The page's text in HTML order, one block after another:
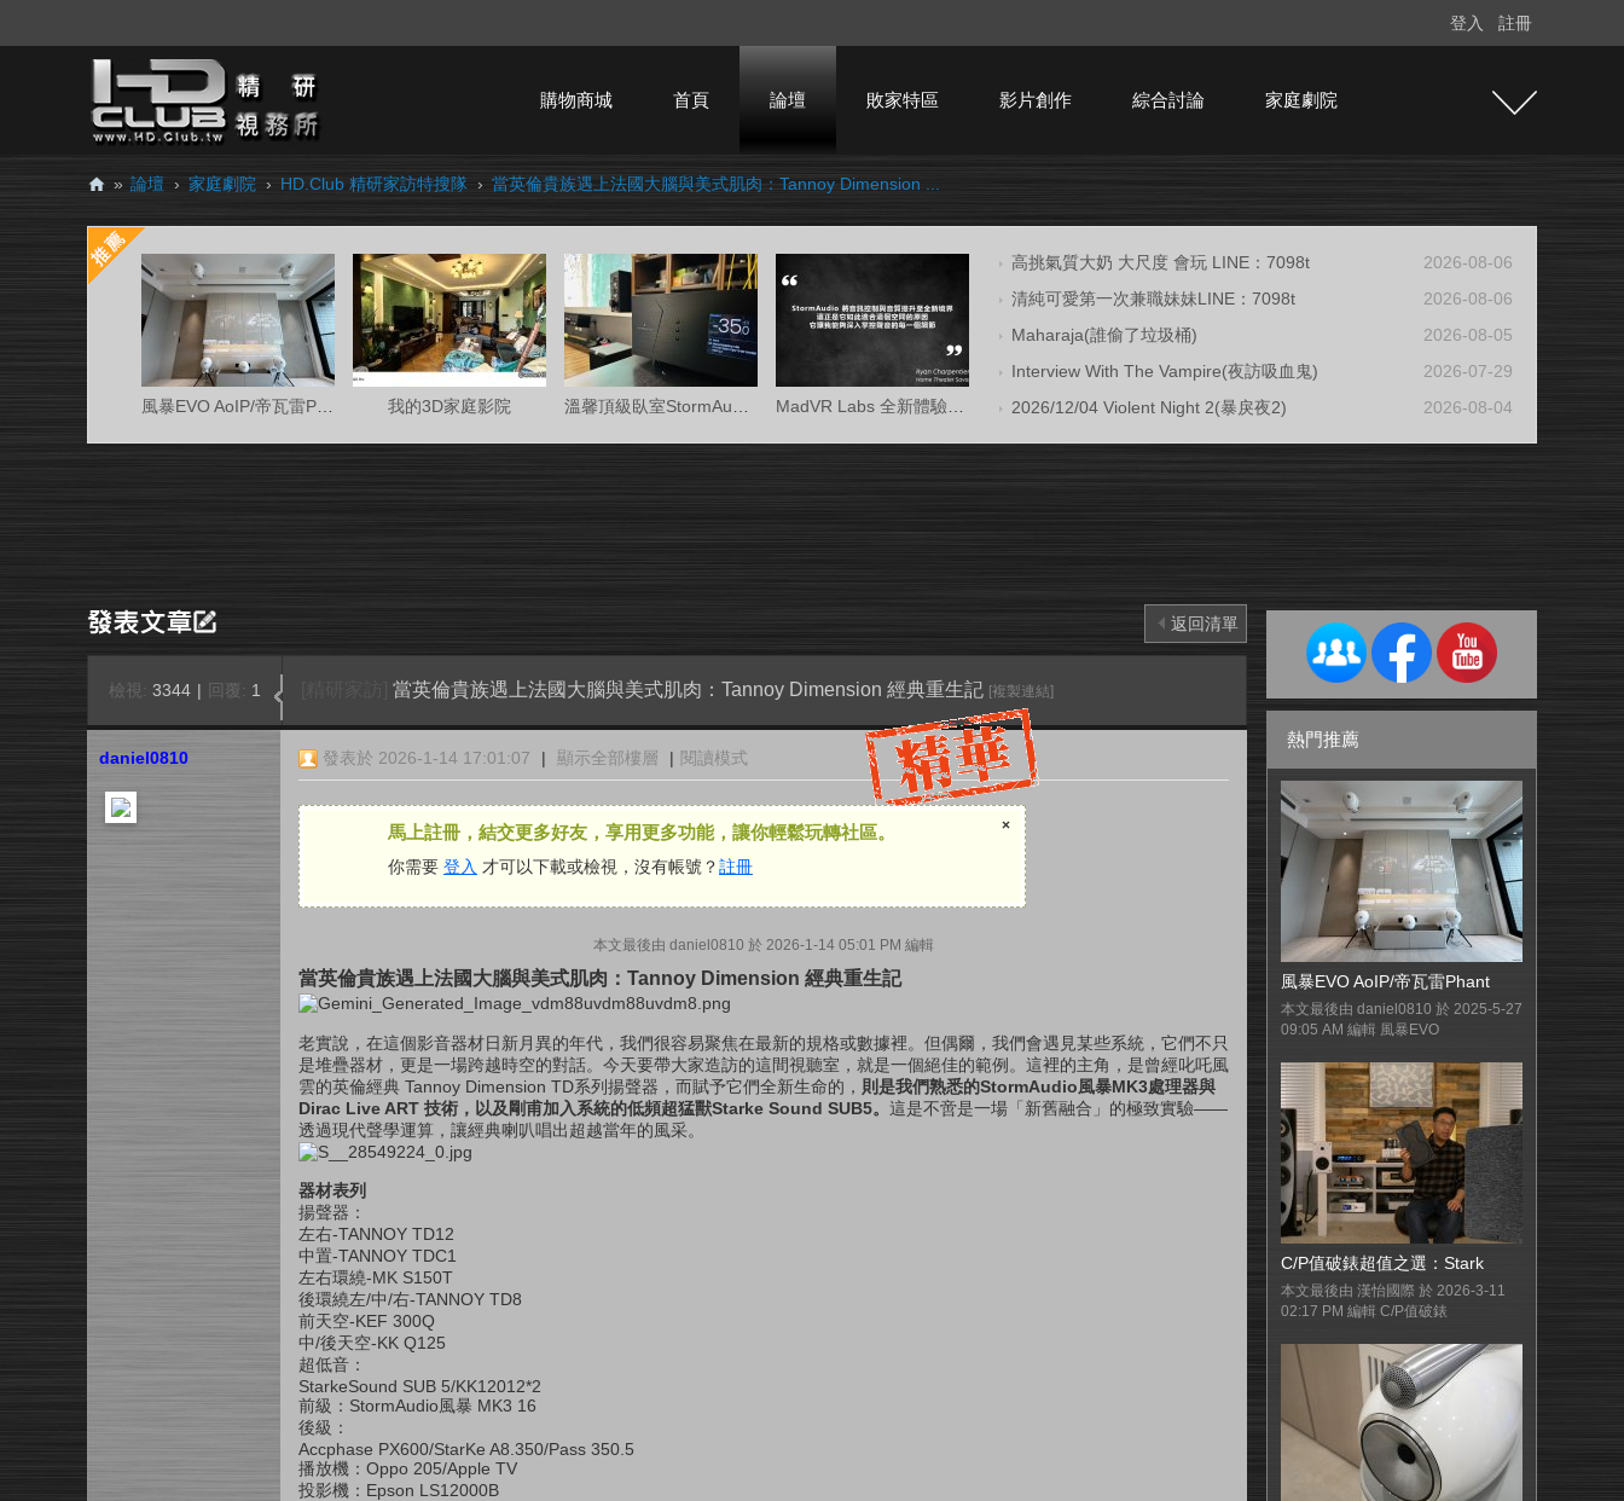
登入 註冊
購物商城 首頁 論壇 敗家特區 影片創作 綜合討論 家庭劇院
D.
Cl
» 論壇 › 家庭劇院 › HD.Club 精研家訪特搜隊 › 當英倫貴族遇上法國大腦與美式肌肉：Tannoy Dimension ...
我的3D家庭影院
高挑氣質大奶 大尺度 會玩 LINE：7098t
2026-08-06
清純可愛第一次兼職妹妹LINE：7098t
2026-08-06
Maharaja(誰偷了垃圾桶)
2026-08-05
Interview With The Vampire(夜訪吸血鬼)
2026-07-29
2026/12/04 Violent Night 2(暴戾夜2)
2026-08-04
返回清單
檢視: 3344 | 回覆: 1 當英倫貴族遇上法國大腦與美式肌肉：Tannoy Dimension 經典重生記 [複製連結]
daniel0810 發表於 2026-1-14 17:01:07 | 顯示全部樓層 | 閱讀模式
馬上註冊，結交更多好友，享用更多功能，讓你輕鬆玩轉社區。
你需要 登入 才可以下載或檢視，沒有帳號？註冊
×
本文最後由 daniel0810 於 2026-1-14 05:01 PM 編輯
當英倫貴族遇上法國大腦與美式肌肉：Tannoy Dimension 經典重生記
老實說，在這個影音器材日新月異的年代，我們很容易聚焦在最新的規格或數據裡。但偶爾，我們會遇見某些系統，它們不只
是堆疊器材，更是一場跨越時空的對話。今天要帶大家造訪的這間視聽室，就是一個絕佳的範例。這裡的主角，是曾經叱吒風
雲的英倫經典 Tannoy Dimension TD系列揚聲器，而賦予它們全新生命的， 則是我們熟悉的StormAudio風暴MK3處理器與
Dirac Live ART 技術，以及剛甫加入系統的低頻超猛獸Starke Sound SUB5。 這是不啻是一場「新舊融合」的極致實驗——
透過現代聲學運算，讓經典喇叭唱出超越當年的風采。
器材表列
揚聲器：
左右-TANNOY TD12
中置-TANNOY TDC1
左右環繞-MK S150T
後環繞左/中/右-TANNOY TD8
前天空-KEF 300Q
中/後天空-KK Q125
超低音：
StarkeSound SUB 5/KK12012*2
前級：StormAudio風暴 MK3 16
後級：
Accphase PX600/StarKe A8.350/Pass 350.5
播放機：Oppo 205/Apple TV
投影機：Epson LS12000B
熱門推薦
風暴EVO AoIP/帝瓦雷Phant
本文最後由 daniel0810 於 2025-5-27
09:05 AM 編輯 風暴EVO
C/P值破錶超值之選：Stark
本文最後由 漢怡國際 於 2026-3-11
02:17 PM 編輯 C/P值破錶